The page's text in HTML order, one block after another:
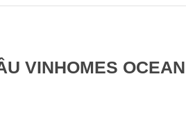
VINHOMES